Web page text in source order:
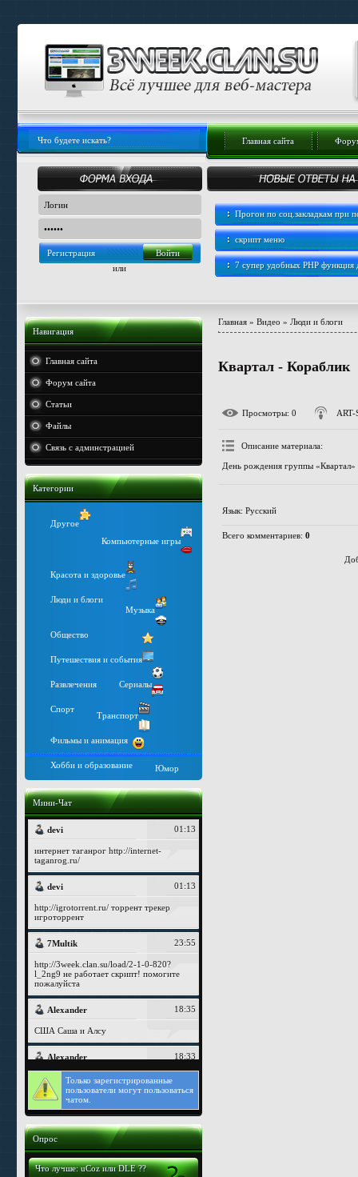
Главная сайта
Регистрация
или
Прогон по соц.закладкам при
скрипт меню
7 супер удобных PHP функция
Навигация
Главная сайта
Форум сайта
Статьи
Файлы
Связь с админстрацией
Категории
Другое
Компьютерные игры
Красота и здоровье
Люди и блоги
Музыка
Общество
Путешествия и события
Развлечения Сериалы
Спорт
Транспорт
Фильмы и анимация
Хобби и образование Юмор
Мини-Чат
Только зарегистрированные
пользователи могут пользоваться
чатом.
Опрос
Что лучше: uCoz или DLE ??
Главная» Видео » Люди и блоги
Квартал - Кораблик
Просмотры: 0
Описание материала:
День рождения группы «Квартал»
Язык: Русский
Всего комментариев: 0